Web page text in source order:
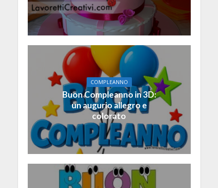
COMPLEANNO
Buon Compleanno in 3D:
un augurio allegro e
colorato